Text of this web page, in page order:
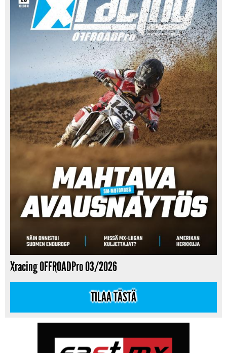
Xracing OFFROADPro 03/2026
TILAA TÄSTÄ